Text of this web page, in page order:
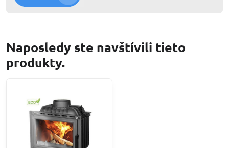
Naposledy ste navštívili tieto
produkty.